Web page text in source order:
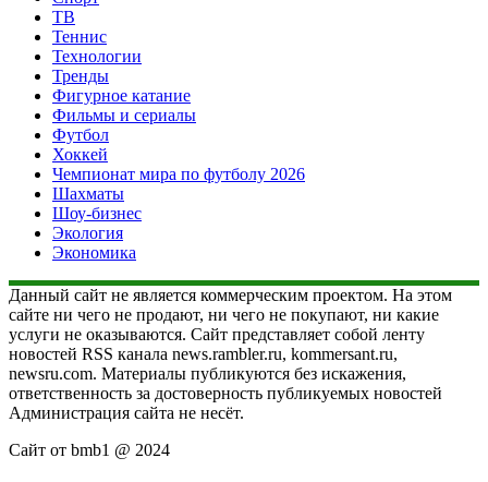
ТВ
Теннис
Технологии
Тренды
Фигурное катание
Фильмы и сериалы
Футбол
Хоккей
Чемпионат мира по футболу 2026
Шахматы
Шоу-бизнес
Экология
Экономика
Данный сайт не является коммерческим проектом. На этом
сайте ни чего не продают, ни чего не покупают, ни какие
услуги не оказываются. Сайт представляет собой ленту
новостей RSS канала news.rambler.ru, kommersant.ru,
newsru.com. Материалы публикуются без искажения,
ответственность за достоверность публикуемых новостей
Администрация сайта не несёт.
Сайт от bmb1 @ 2024